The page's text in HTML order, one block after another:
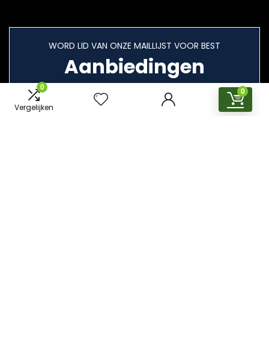
0
Vergelijken
0
WORD LID VAN ONZE MAILLIJST VOOR BEST
Aanbiedingen